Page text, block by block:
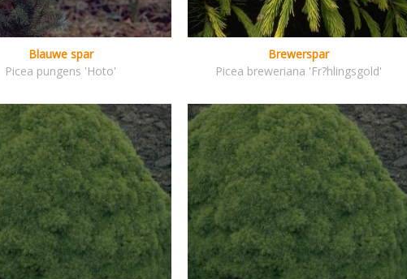
Blauwe spar
Picea pungens 'Hoto'
Brewerspar
Picea breweriana 'Fr?hlingsgold'